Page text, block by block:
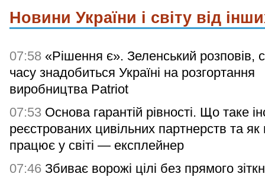
Новини України і світу від
07:58 «Рішення є». Зеленський розповів,
часу знадобиться Україні на розгортання
виробництва Patriot
07:53 Основа гарантій рівності. Що таке
реєстрованих цивільних партнерств та як
працює у світі — експлейнер
07:46 Збиває ворожі цілі без прямого